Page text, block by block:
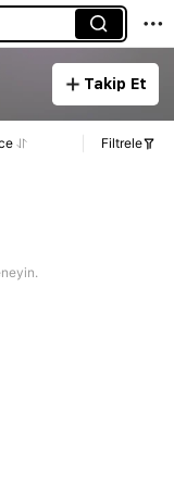
Takip Et
Filtrele